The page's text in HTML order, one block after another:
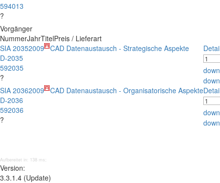
594013
?
Vorgänger
NummerJahrTitelPreis / Lieferart
SIA 2035
D-2035
592035
?
2009 CAD Datenaustausch - Strategische Aspekte
SIA 2036
D-2036
592036
?
2009 CAD Datenaustausch - Organisatorische Aspekte
Aufbereitet in: 138 ms;
Version:
3.3.1.4 (Update)